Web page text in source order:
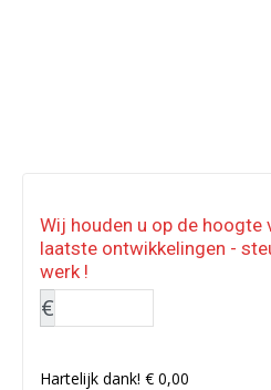
Wij houden u op de hoogte
laatste ontwikkelingen -
werk !
€
Hartelijk dank!€ 0,00